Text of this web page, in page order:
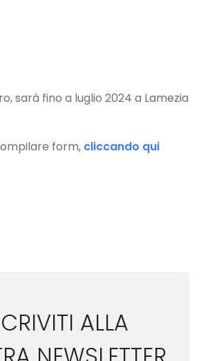
sarà fino a luglio 2024 a Lamezia
form, cliccando qui
ALLA